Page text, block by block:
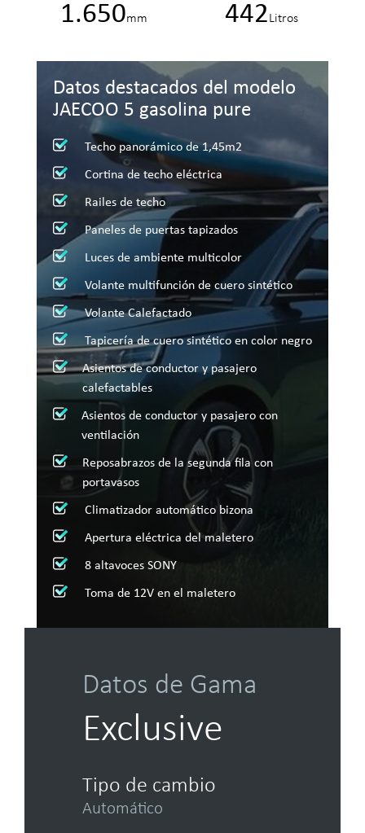
1.650mm 442Litros
Datos destacados del modelo
JAECOO 5 gasolina pure
Techo panorámico de 1,45m2
Cortina de techo eléctrica
Railes de techo
Paneles de puertas tapizados
Luces de ambiente multicolor
Volante multifunción de cuero sintético
Volante Calefactado
Tapicería de cuero sintético en color negro
Asientos de conductor y pasajero
calefactables
Asientos de conductor y pasajero con
ventilación
Reposabrazos de la segunda fila con
portavasos
Climatizador automático bizona
Apertura eléctrica del maletero
8 altavoces SONY
Toma de 12V en el maletero
Datos de Gama
Exclusive
Tipo de cambio
Automático